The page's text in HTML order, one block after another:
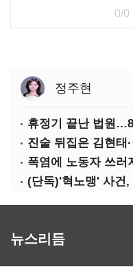
0/0
정주현
뉴스리듬